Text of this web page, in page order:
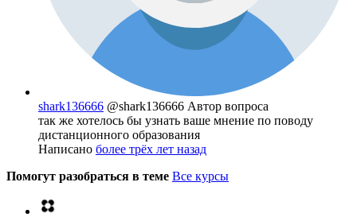
shark136666 @shark136666 Автор вопроса
так же хотелось бы узнать ваше мнение по поводу
дистанционного образования
Написано более трёх лет назад
Помогут разобраться в теме Все курсы